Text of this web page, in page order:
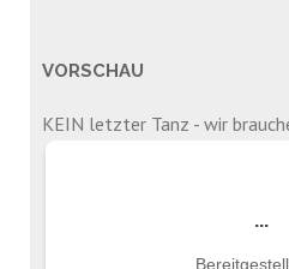
VORSCHAU
KEIN letzter Tanz - wir